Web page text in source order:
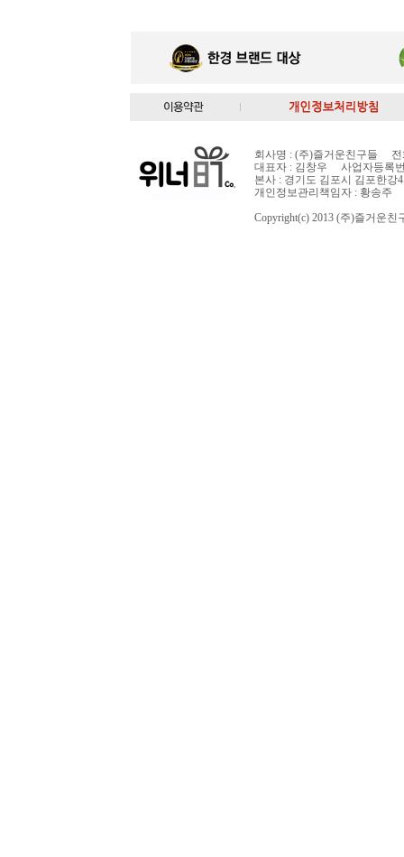
회사명 : (주)즐거운친구들
대표자 : 김창우 사업자등록번
본사 : 경기도 김포시 김포한강
개인정보관리책임자 : 황송주
Copyright(c) 2013 (주)즐거운친